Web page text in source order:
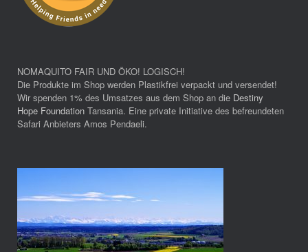
NOMAQUITO FAIR UND ÖKO! LOGISCH!
Die Produkte im Shop werden Plastikfrei verpackt und versendet!
Wir spenden 1% des Umsatzes aus dem Shop an die Destiny
Hope Foundation Tansania. Eine private Initiative des befreundeten
Safari Anbieters Amos Pendaeli.